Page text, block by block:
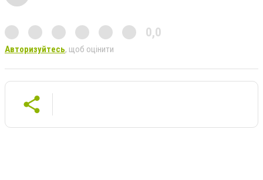
0,0
Авторизуйтесь, щоб оцінити